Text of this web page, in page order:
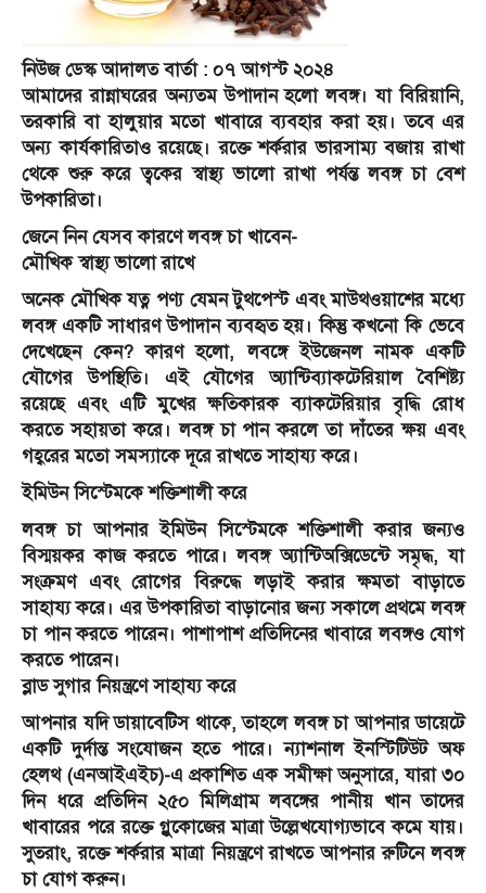
নিউজ ডেস্ক আদালত বার্তা : ০৭ আগস্ট ২০২৪
আমাদের রান্নাঘরের অন্যতম উপাদান হলো লবঙ্গ। যা বিরিয়ানি,
তরকারি বা হালুয়ার মতো খাবারে ব্যবহার করা হয়। তবে এর
অন্য কার্যকারিতাও রয়েছে। রক্তে শর্করার ভারসাম্য বজায় রাখা
থেকে শুরু করে ত্বকের স্বাস্থ্য ভালো রাখা পর্যন্ত লবঙ্গ চা বেশ
উপকারিতা।
জেনে নিন যেসব কারণে লবঙ্গ চা খাবেন-
মৌখিক স্বাস্থ্য ভালো রাখে
অনেক মৌখিক যত্ন পণ্য যেমন টুথপেস্ট এবং মাউথওয়াশের মধ্যে
লবঙ্গ একটি সাধারণ উপাদান ব্যবহৃত হয়। কিন্তু কখনো কি ভেবে
দেখেছেন কেন? কারণ হলো, লবঙ্গে ইউজেনল নামক একটি
যৌগের উপস্থিতি। এই যৌগের অ্যান্টিব্যাকটেরিয়াল বৈশিষ্ট্য
রয়েছে এবং এটি মুখের ক্ষতিকারক ব্যাকটেরিয়ার বৃদ্ধি রোধ
করতে সহায়তা করে। লবঙ্গ চা পান করলে তা দাঁতের ক্ষয় এবং
গহ্বরের মতো সমস্যাকে দূরে রাখতে সাহায্য করে।
ইমিউন সিস্টেমকে শক্তিশালী করে
লবঙ্গ চা আপনার ইমিউন সিস্টেমকে শক্তিশালী করার জন্যও
বিস্ময়কর কাজ করতে পারে। লবঙ্গ অ্যান্টিঅক্সিডেন্টে সমৃদ্ধ, যা
সংক্রমণ এবং রোগের বিরুদ্ধে লড়াই করার ক্ষমতা বাড়াতে
সাহায্য করে। এর উপকারিতা বাড়ানোর জন্য সকালে প্রথমে লবঙ্গ
চা পান করতে পারেন। পাশাপাশ প্রতিদিনের খাবারে লবঙ্গও যোগ
করতে পারেন।
ব্লাড সুগার নিয়ন্ত্রণে সাহায্য করে
আপনার যদি ডায়াবেটিস থাকে, তাহলে লবঙ্গ চা আপনার ডায়েটে
একটি দুর্দান্ত সংযোজন হতে পারে। ন্যাশনাল ইনস্টিটিউট অফ
হেলথ (এনআইএইচ)-এ প্রকাশিত এক সমীক্ষা অনুসারে, যারা ৩০
দিন ধরে প্রতিদিন ২৫০ মিলিগ্রাম লবঙ্গের পানীয় খান তাদের
খাবারের পরে রক্তে গ্লুকোজের মাত্রা উল্লেখযোগ্যভাবে কমে যায়।
সুতরাং, রক্তে শর্করার মাত্রা নিয়ন্ত্রণে রাখতে আপনার রুটিনে লবঙ্গ
চা যোগ করুন।